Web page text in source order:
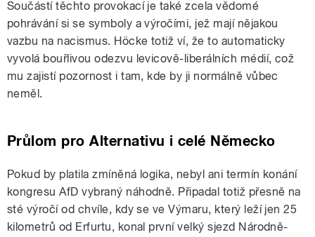
Součástí těchto provokací je také zcela vědomé
pohrávání si se symboly a výročími, jež mají nějakou
vazbu na nacismus. Höcke totiž ví, že to automaticky
vyvolá bouřlivou odezvu levicově-liberálních médií, což
mu zajistí pozornost i tam, kde by ji normálně vůbec
neměl.
Průlom pro Alternativu i celé Německo
Pokud by platila zmíněná logika, nebyl ani termín konání
kongresu AfD vybraný náhodně. Připadal totiž přesně na
sté výročí od chvíle, kdy se ve Výmaru, který leží jen 25
kilometrů od Erfurtu, konal první velký sjezd Národně-